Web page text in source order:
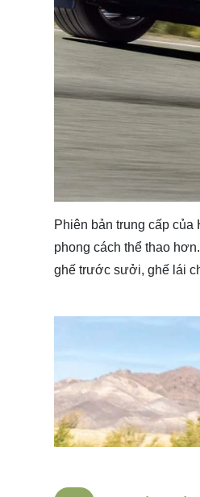
Phiên bản trung cấp
phong cách thể thao
ghế trước sưởi, ghế lái